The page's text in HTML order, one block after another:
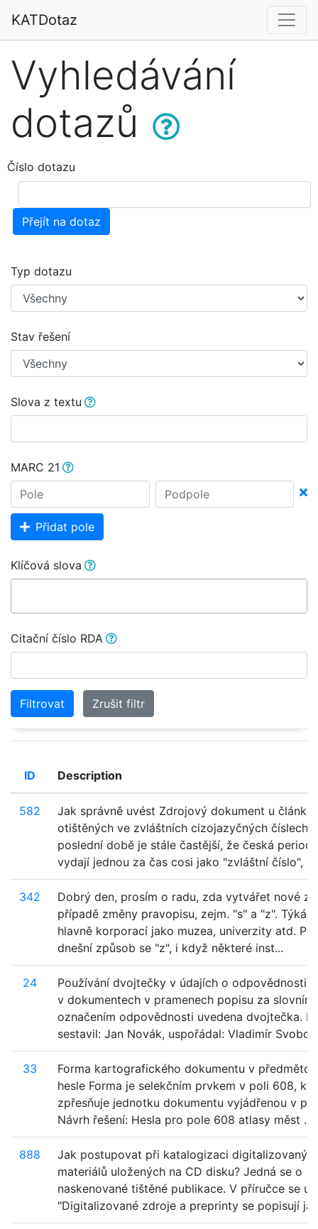
KATDotaz
Vyhledávání
dotazů
Číslo dotazu
Přejít na dotaz
Typ dotazu
Stav řešení
Slova z textu
MARC 21
Přidat pole
Klíčová slova
Citační číslo RDA
Filtrovat Zrušit filtr
ID Description
582
Jak správně uvést Zdrojový dokument u článků
otištěných ve zvláštních cizojazyčných číslech?
poslední době je stále častější, že česká
vydají jednou za čas cosi jako "zvláštní číslo",
342
Dobrý den, prosím o radu, zda vytvářet nové
případě změny pravopisu, zejm. "s" a "z". Týká
hlavně korporací jako muzea, univerzity atd.
dnešní způsob se "z", i když některé inst...
24
Používání dvojtečky v údajích o odpovědnosti
v dokumentech v pramenech popisu za slovním
označením odpovědnosti uvedena dvojtečka.
sestavil: Jan Novák, uspořádal: Vladimír
33
Forma kartografického dokumentu v
hesle Forma je selekčním prvkem v poli 608,
zpřesňuje jednotku dokumentu vyjádřenou v
Návrh řešení: Hesla pro pole 608 atlasy měst ...
888
Jak postupovat při katalogizaci
materiálů uložených na CD disku? Jedná se o
naskenované tištěné publikace. V příručce se
"Digitalizované zdroje a preprinty se popisují